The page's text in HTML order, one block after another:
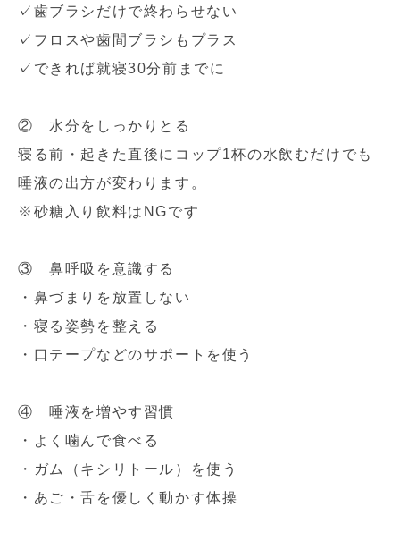
✓歯ブラシだけで終わらせない
✓フロスや歯間ブラシもプラス
✓できれば就寝30分前までに
② 水分をしっかりとる
寝る前・起きた直後にコップ1杯の水飲むだけでも
唾液の出方が変わります。
※砂糖入り飲料はNGです
③ 鼻呼吸を意識する
・鼻づまりを放置しない
・寝る姿勢を整える
・口テープなどのサポートを使う
④ 唾液を増やす習慣
・よく噛んで食べる
・ガム（キシリトール）を使う
・あご・舌を優しく動かす体操